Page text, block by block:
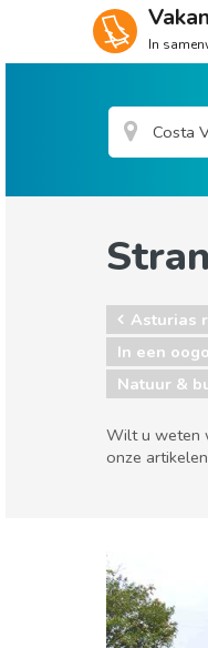
In
Asturias
In een
Natuur &
Wilt u weten
onze
Eten &
Waar